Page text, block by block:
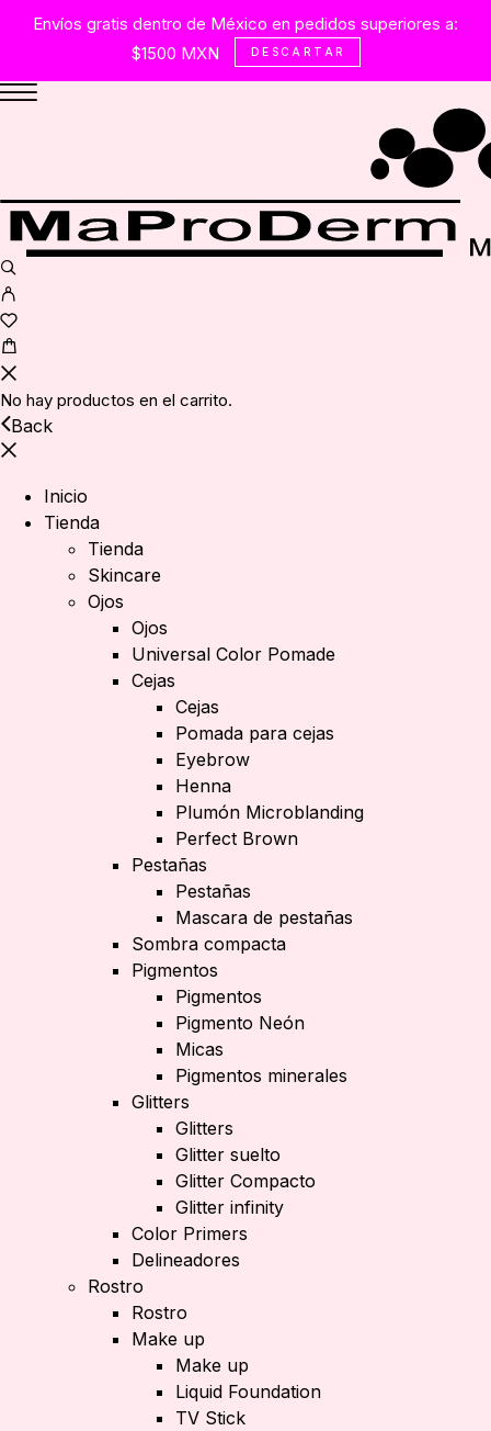
Envíos gratis dentro de México en pedidos superiores a:
$1500 MXN
DESCARTAR
No hay productos en el carrito.
Back
Inicio
Tienda
Tienda
Skincare
Ojos
Ojos
Universal Color Pomade
Cejas
Cejas
Pomada para cejas
Eyebrow
Henna
Plumón Microblanding
Perfect Brown
Pestañas
Pestañas
Mascara de pestañas
Sombra compacta
Pigmentos
Pigmentos
Pigmento Neón
Micas
Pigmentos minerales
Glitters
Glitters
Glitter suelto
Glitter Compacto
Glitter infinity
Color Primers
Delineadores
Rostro
Rostro
Make up
Make up
Liquid Foundation
TV Stick